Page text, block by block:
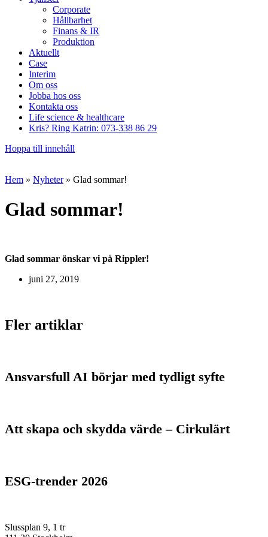
Corporate
Hållbarhet
Finans & IR
Produktion
Aktuellt
Case
Interim
Om oss
Jobba hos oss
Kontakta oss
Life science & healthcare
Kris? Ring Katrin: 073-338 86 29
Hoppa till innehåll
Hem » Nyheter» Glad sommar!
Glad sommar!
Glad sommar önskar vi på Rippler!
juni 27, 2019
Fler artiklar
Ansvarsfull AI börjar med tydligt syfte
Att skapa och skydda värde – Cirkulärt
ESG-trender 2026
Slussplan 9, 1 tr